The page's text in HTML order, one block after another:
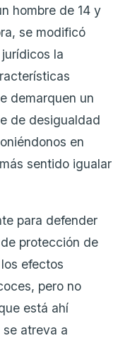
hombre de 14 y
se modificó
la
demarquen un
de desigualdad
en
sentido igualar
para defender
protección de
efectos
pero no
está ahí
atreva a